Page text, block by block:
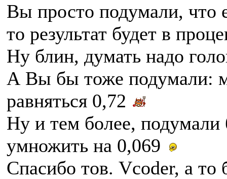
Вы просто подумали, что
то результат будет в
Ну блин, думать надо
А Вы бы тоже подумали:
равняться 0,72
Ну и тем более,
умножить на 0,069
Спасибо тов. Vcoder, а